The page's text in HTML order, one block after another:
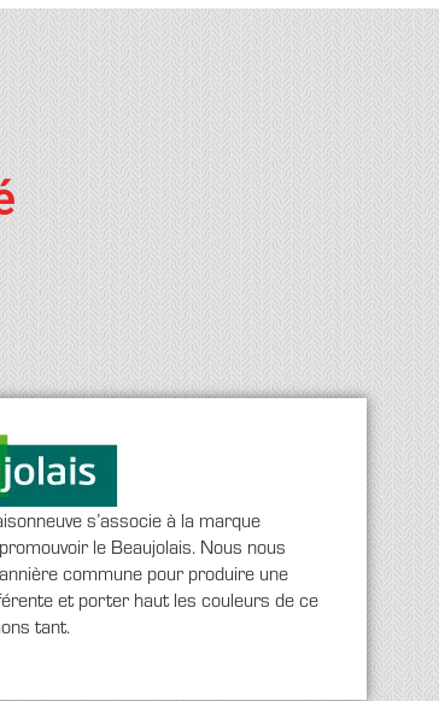
s’associe à la marque
le Beaujolais. Nous nous
commune pour produire une
et porter haut les couleurs de ce
tant.